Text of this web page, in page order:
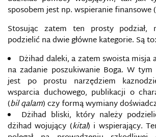
sposobem jest np. wspieranie finansowe (
Stosując zatem ten prosty podział,
podzielić na dwie główne kategorie. Są to:
Dżihad daleki, a zatem swoista misja
na zadanie poszukiwanie Boga. W
jest po prostu narzędziem
wsparcia duchowego, publikacji o
(bil qalam) czy formą wymiany
Dżihad bliski, który należy
dżihad wojujący (kital) i wspierający.